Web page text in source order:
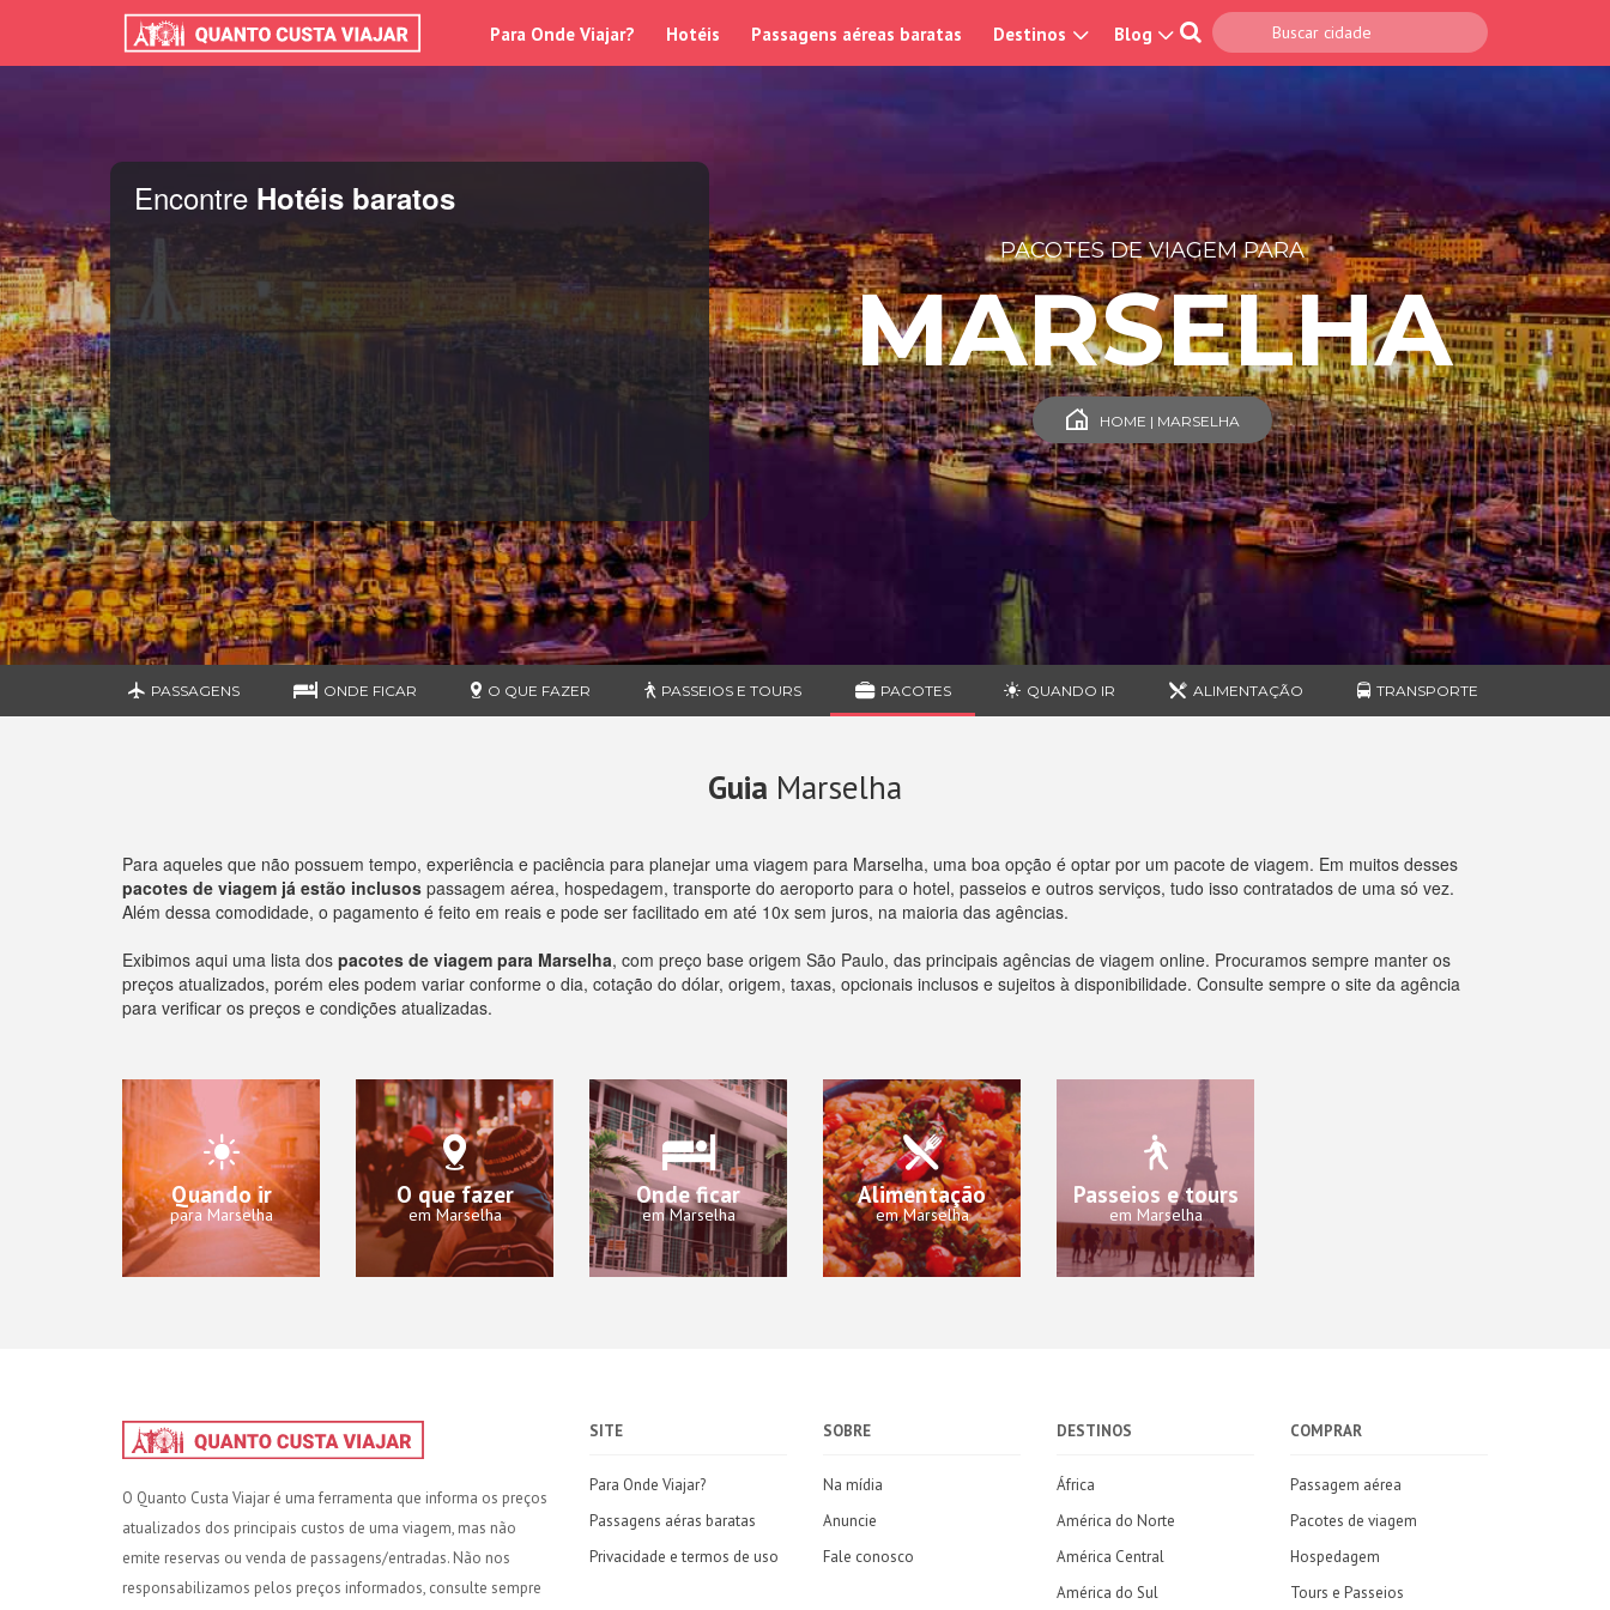
Para Onde Viajar? Hotéis Passagens aéreas baratas Destinos Blog
Encontre Hotéis baratos
PACOTES DE VIAGEM PARA
MARSELHA
HOME | MARSELHA
PASSAGENS ONDE FICAR O QUE FAZER PASSEIOS E TOURS PACOTES QUANDO IR ALIMENTAÇÃO TRANSPORTE
Guia Marselha
Para aqueles que não possuem tempo, experiência e paciência para planejar uma viagem para Marselha, uma boa opção é optar por um pacote de viagem. Em muitos desses
pacotes de viagem já estão inclusos passagem aérea, hospedagem, transporte do aeroporto para o hotel, passeios e outros serviços, tudo isso contratados de uma só vez.
Além dessa comodidade, o pagamento é feito em reais e pode ser facilitado em até 10x sem juros, na maioria das agências.
Exibimos aqui uma lista dos pacotes de viagem para Marselha, com preço base origem São Paulo, das principais agências de viagem online. Procuramos sempre manter os
preços atualizados, porém eles podem variar conforme o dia, cotação do dólar, origem, taxas, opcionais inclusos e sujeitos à disponibilidade. Consulte sempre o site da agência
para verificar os preços e condições atualizadas.
Quando ir
para Marselha
O que fazer
em Marselha
Onde ficar
em Marselha
Alimentação
em Marselha
Passeios e tours
em Marselha
O Quanto Custa Viajar é uma ferramenta que informa os preços
atualizados dos principais custos de uma viagem, mas não
emite reservas ou venda de passagens/entradas. Não nos
responsabilizamos pelos preços informados, consulte sempre
SITE
Para Onde Viajar?
Passagens aéras baratas
Privacidade e termos de uso
SOBRE
Na mídia
Anuncie
Fale conosco
DESTINOS
África
América do Norte
América Central
América do Sul
COMPRAR
Passagem aérea
Pacotes de viagem
Hospedagem
Tours e Passeios